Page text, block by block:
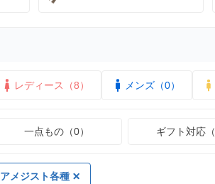
レディース（8） メンズ（0）
一点もの（0） ギフト対応（
アメジスト各種